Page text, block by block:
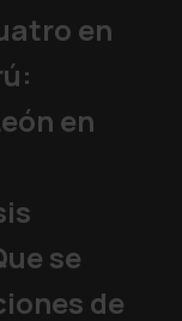
en
en
se
de